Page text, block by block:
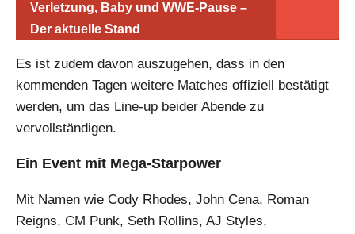
Verletzung, Baby und WWE-Pause –
Der aktuelle Stand
Es ist zudem davon auszugehen, dass in den
kommenden Tagen weitere Matches offiziell bestätigt
werden, um das Line-up beider Abende zu
vervollständigen.
Ein Event mit Mega-Starpower
Mit Namen wie Cody Rhodes, John Cena, Roman
Reigns, CM Punk, Seth Rollins, AJ Styles,